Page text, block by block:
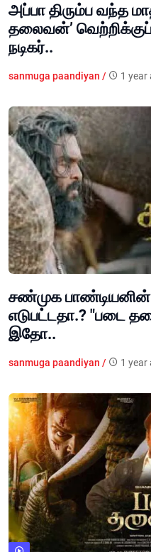
அப்பா திரும்ப வந்த
தலைவன்’
நடிகர்..
sanmuga paandiyan / 1 year
சண்முக
எடுபட்டதா.? "படை
இதோ..
sanmuga paandiyan / 1 year